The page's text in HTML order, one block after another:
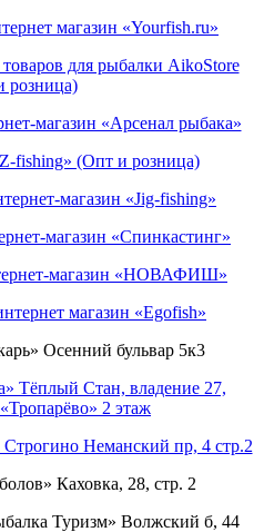
магазин «Yourfish.ru»
для рыбалки AikoStore
розница)
магазин «Арсенал рыбака»
fishing» (Опт и розница)
магазин «Jig-fishing»
магазин «Спинкастинг»
магазин «НОВАФИШ»
магазин «Egofish»
Осенний бульвар 5к3
Тёплый Стан, владение 27,
2 этаж
Неманский пр, 4 стр.2
Каховка, 28, стр. 2
Туризм» Волжский б, 44